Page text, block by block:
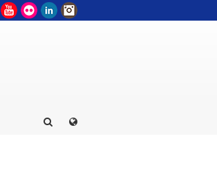
FacebookYouTube
Flickr LinkedIn